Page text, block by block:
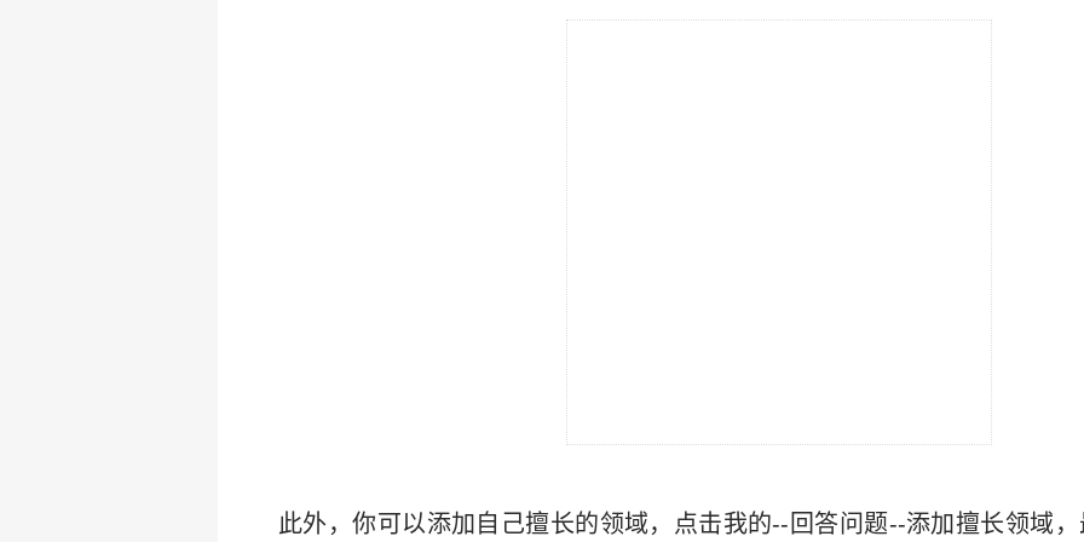
此外，你可以添加自己擅长的领域，点击我的--回答问题--添加擅长领域